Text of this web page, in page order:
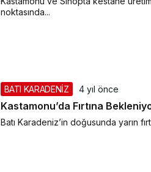
noktasında...
BATI KARADENİZ 4 yıl önce
Kastamonu’da Fırtına
Batı Karadeniz’in doğusunda yarın